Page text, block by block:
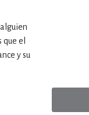
el
y su